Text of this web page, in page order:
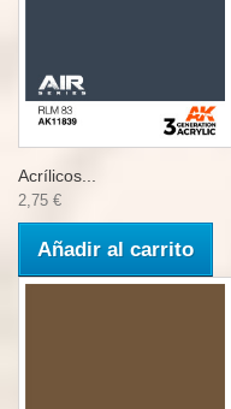
Acrílicos...
2,75 €
Añadir al carrito